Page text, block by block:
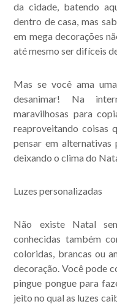
da cidade, batendo
dentro de casa, mas
em mega decorações
até mesmo ser difíceis
Mas se você ama
desanimar! Na
maravilhosas para
reaproveitando coisas
pensar em
deixando o clima do
Luzes personalizadas
Não existe Natal
conhecidas também
coloridas, brancas ou
decoração. Você pode
pingue pongue para
jeito no qual as luzes